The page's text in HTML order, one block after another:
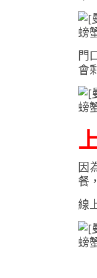
門
會
因
餐
線